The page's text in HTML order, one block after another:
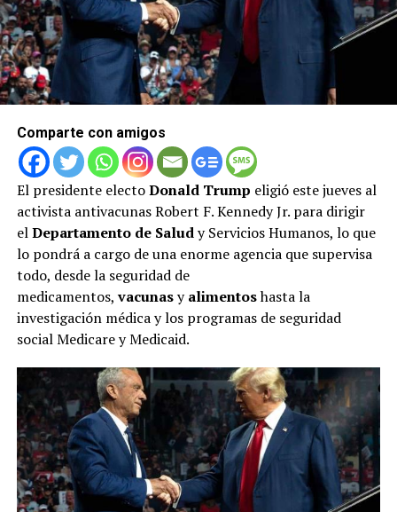
Comparte con amigos
El presidente electoDonald Trump eligió este jueves al
activista antivacunas Robert F. Kennedy Jr. para dirigir
elDepartamento de Saludy Servicios Humanos, lo que
lo pondrá a cargo de una enorme agencia que supervisa
todo, desde la seguridad de
medicamentos,vacunasyalimentoshasta la
investigación médica y los programas de seguridad
social Medicare y Medicaid.